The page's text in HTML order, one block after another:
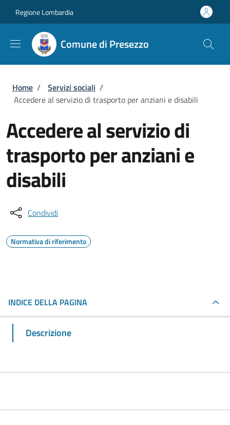
Regione Lombardia
Comune di Presezzo
Briciole di pane
Home / Servizi sociali /
Accedere al servizio di trasporto per anziani e disabili
Accedere al servizio di
trasporto per anziani e
disabili
Condividi
Normativa di riferimento
INDICE DELLA PAGINA
Descrizione